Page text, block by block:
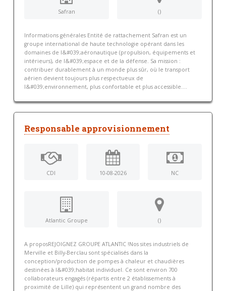
Safran ()
Informations générales Entité de rattachement Safran est un
groupe international de haute technologie opérant dans les
domaines de l&#039;aéronautique (propulsion, équipements et
intérieurs), de l&#039;espace et de la défense. Sa mission :
contribuer durablement à un monde plus sûr, où le transport
aérien devient toujours plus respectueux de
l&#039;environnement, plus confortable et plus accessible....
Responsable approvisionnement
CDI 10-08-2026 NC
Atlantic Groupe ()
A proposREJOIGNEZ GROUPE ATLANTIC !Nos sites industriels de
Merville et Billy-Berclau sont spécialisés dans la
conception/production de pompes à chaleur et chaudières
destinées à l&#039;habitat individuel. Ce sont environ 700
collaborateurs engagés (répartis entre 2 établissements à
proximité de Lille) qui représentent un grand nombre des